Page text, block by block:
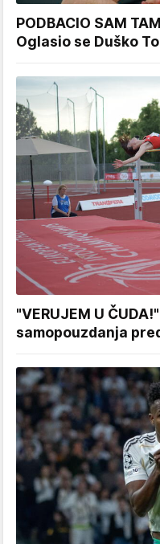
PODBACIO SAM
Oglasio se Duško
"VERUJEM U
samopouzdanja